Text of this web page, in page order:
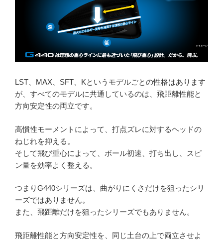
LST、MAX、SFT、Kというモデルごとの性格はあります
が、すべてのモデルに共通しているのは、飛距離性能と
方向安定性の両立です。
高慣性モーメントによって、打点ズレに対するヘッドの
ねじれを抑える。
そして飛び重心によって、ボール初速、打ち出し、スピ
ン量を効率よく整える。
つまりG440シリーズは、曲がりにくさだけを狙ったシリ
ーズではありません。
また、飛距離だけを狙ったシリーズでもありません。
飛距離性能と方向安定性を、同じ土台の上で両立させよ